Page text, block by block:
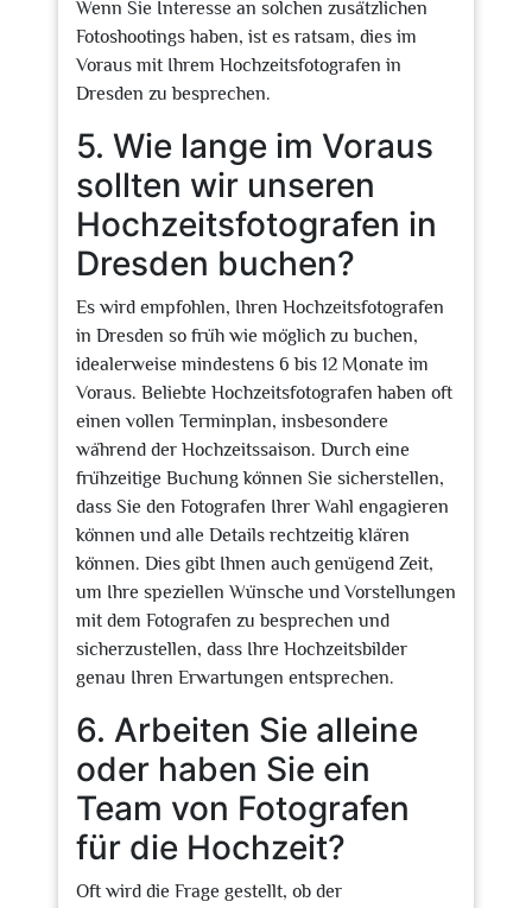
Wenn Sie Interesse an solchen zusätzlichen
Fotoshootings haben, ist es ratsam, dies im
Voraus mit Ihrem Hochzeitsfotografen in
Dresden zu besprechen.
5. Wie lange im Voraus
sollten wir unseren
Hochzeitsfotografen in
Dresden buchen?
Es wird empfohlen, Ihren Hochzeitsfotografen
in Dresden so früh wie möglich zu buchen,
idealerweise mindestens 6 bis 12 Monate im
Voraus. Beliebte Hochzeitsfotografen haben oft
einen vollen Terminplan, insbesondere
während der Hochzeitssaison. Durch eine
frühzeitige Buchung können Sie sicherstellen,
dass Sie den Fotografen Ihrer Wahl engagieren
können und alle Details rechtzeitig klären
können. Dies gibt Ihnen auch genügend Zeit,
um Ihre speziellen Wünsche und Vorstellungen
mit dem Fotografen zu besprechen und
sicherzustellen, dass Ihre Hochzeitsbilder
genau Ihren Erwartungen entsprechen.
6. Arbeiten Sie alleine
oder haben Sie ein
Team von Fotografen
für die Hochzeit?
Oft wird die Frage gestellt, ob der